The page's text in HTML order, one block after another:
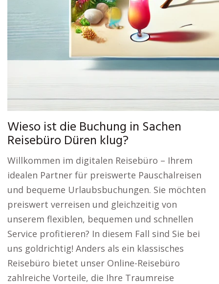
Wieso ist die Buchung in Sachen
Reisebüro Düren klug?
Willkommen im digitalen Reisebüro – Ihrem
idealen Partner für preiswerte Pauschalreisen
und bequeme Urlaubsbuchungen. Sie möchten
preiswert verreisen und gleichzeitig von
unserem flexiblen, bequemen und schnellen
Service profitieren? In diesem Fall sind Sie bei
uns goldrichtig! Anders als ein klassisches
Reisebüro bietet unser Online-Reisebüro
zahlreiche Vorteile, die Ihre Traumreise